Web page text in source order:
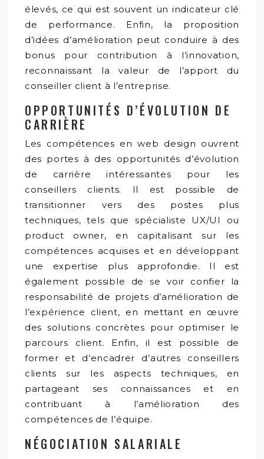
élevés, ce qui est souvent un indicateur clé
de performance. Enfin, la proposition
d’idées d’amélioration peut conduire à des
bonus pour contribution à l’innovation,
reconnaissant la valeur de l’apport du
conseiller client à l’entreprise.
OPPORTUNITÉS D’ÉVOLUTION DE
CARRIÈRE
Les compétences en web design ouvrent
des portes à des opportunités d’évolution
de carrière intéressantes pour les
conseillers clients. Il est possible de
transitionner vers des postes plus
techniques, tels que spécialiste UX/UI ou
product owner, en capitalisant sur les
compétences acquises et en développant
une expertise plus approfondie. Il est
également possible de se voir confier la
responsabilité de projets d’amélioration de
l’expérience client, en mettant en œuvre
des solutions concrètes pour optimiser le
parcours client. Enfin, il est possible de
former et d’encadrer d’autres conseillers
clients sur les aspects techniques, en
partageant ses connaissances et en
contribuant à l’amélioration des
compétences de l’équipe.
NÉGOCIATION SALARIALE